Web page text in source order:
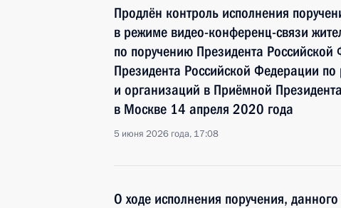
Продлён контроль исполнения
в режиме видео-конференц-связи
по поручению Президента
Президента Российской Федерации
и организаций в Приёмной
в Москве 14 апреля 2020 года
5 июня 2026 года, 17:08
О ходе исполнения поручения,